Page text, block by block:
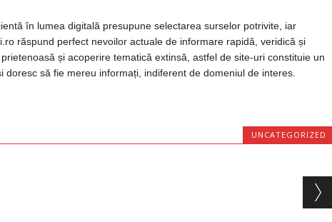
în lumea digitală presupune selectarea surselor potrivite, iar
răspund perfect nevoilor actuale de informare rapidă, veridică și
și acoperire tematică extinsă, astfel de site-uri constituie un
doresc să fie mereu informați, indiferent de domeniul de interes.
UNCATEGORIZED